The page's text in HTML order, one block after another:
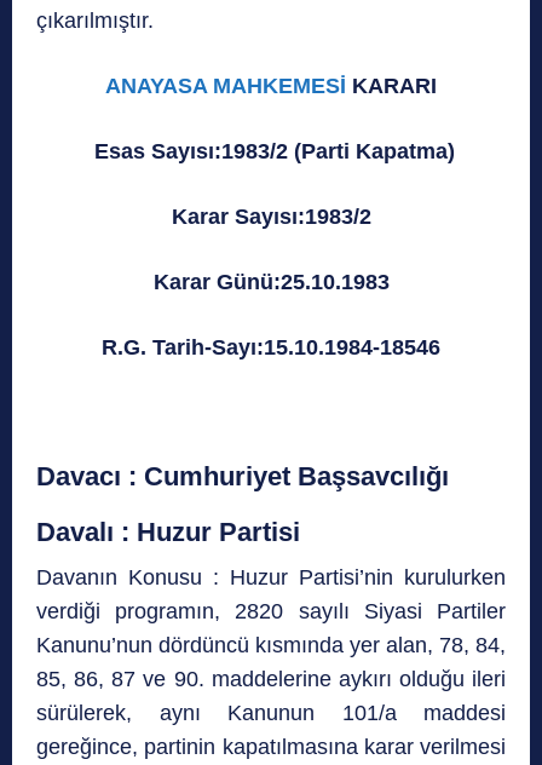
çıkarılmıştır.
ANAYASA MAHKEMESİ KARARI
Esas Sayısı:1983/2 (Parti Kapatma)
Karar Sayısı:1983/2
Karar Günü:25.10.1983
R.G. Tarih-Sayı:15.10.1984-18546
Davacı : Cumhuriyet Başsavcılığı
Davalı : Huzur Partisi
Davanın Konusu : Huzur Partisi’nin kurulurken
verdiği programın, 2820 sayılı Siyasi Partiler
Kanunu’nun dördüncü kısmında yer alan, 78, 84,
85, 86, 87 ve 90. maddelerine aykırı olduğu ileri
sürülerek, aynı Kanunun 101/a maddesi
gereğince, partinin kapatılmasına karar verilmesi